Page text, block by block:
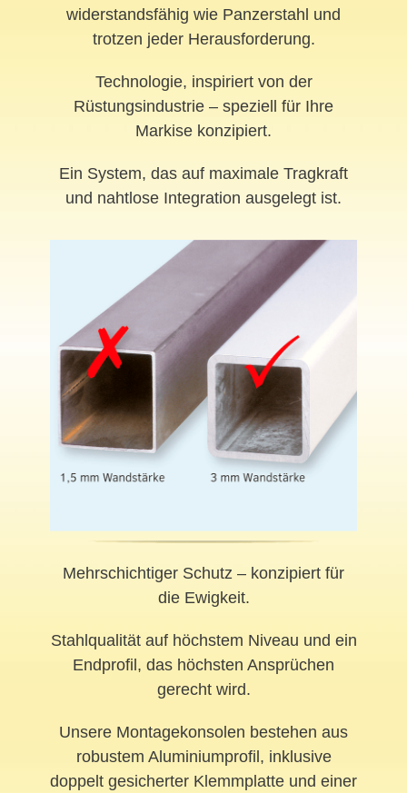
widerstandsfähig wie Panzerstahl und
trotzen jeder Herausforderung.
Technologie, inspiriert von der
Rüstungsindustrie – speziell für Ihre
Markise konzipiert.
Ein System, das auf maximale Tragkraft
und nahtlose Integration ausgelegt ist.
Mehrschichtiger Schutz – konzipiert für
die Ewigkeit.
Stahlqualität auf höchstem Niveau und ein
Endprofil, das höchsten Ansprüchen
gerecht wird.
Unsere Montagekonsolen bestehen aus
robustem Aluminiumprofil, inklusive
doppelt gesicherter Klemmplatte und einer